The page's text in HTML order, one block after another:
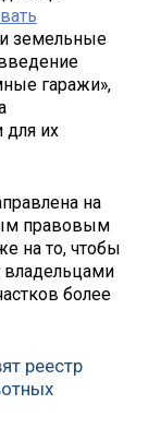
земельные
гаражи»,
для их
на
правовым
на то, чтобы
более
реестр